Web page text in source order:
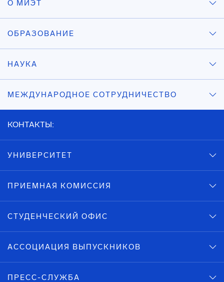
О МИЭТ
ОБРАЗОВАНИЕ
НАУКА
МЕЖДУНАРОДНОЕ СОТРУДНИЧЕСТВО
КОНТАКТЫ:
УНИВЕРСИТЕТ
ПРИЕМНАЯ КОМИССИЯ
СТУДЕНЧЕСКИЙ ОФИС
АССОЦИАЦИЯ ВЫПУСКНИКОВ
ПРЕСС-СЛУЖБА